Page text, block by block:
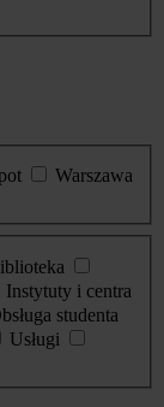
Warszawa
Instytuty i centra
studenta
Usługi